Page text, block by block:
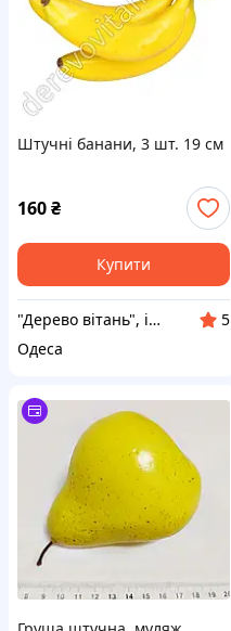
Штучні банани, 3 шт. 19 см
160₴
Купити
"Дерево вітань", інтернет-магазин
5
Одеса